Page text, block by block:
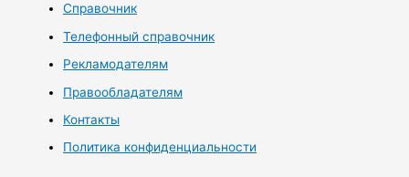
Справочник
Телефонный справочник
Рекламодателям
Правообладателям
Контакты
Политика конфиденциальности